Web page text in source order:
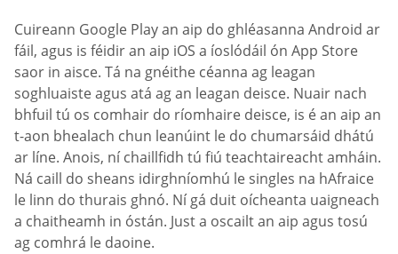
Cuireann Google Play an aip do ghléasanna Android ar
fáil, agus is féidir an aip iOS a íoslódáil ón App Store
saor in aisce. Tá na gnéithe céanna ag leagan
soghluaiste agus atá ag an leagan deisce. Nuair nach
bhfuil tú os comhair do ríomhaire deisce, is é an aip an
t-aon bhealach chun leanúint le do chumarsáid dhátú
ar líne. Anois, ní chaillfidh tú fiú teachtaireacht amháin.
Ná caill do sheans idirghníomhú le singles na hAfraice
le linn do thurais ghnó. Ní gá duit oícheanta uaigneach
a chaitheamh in óstán. Just a oscailt an aip agus tosú
ag comhrá le daoine.